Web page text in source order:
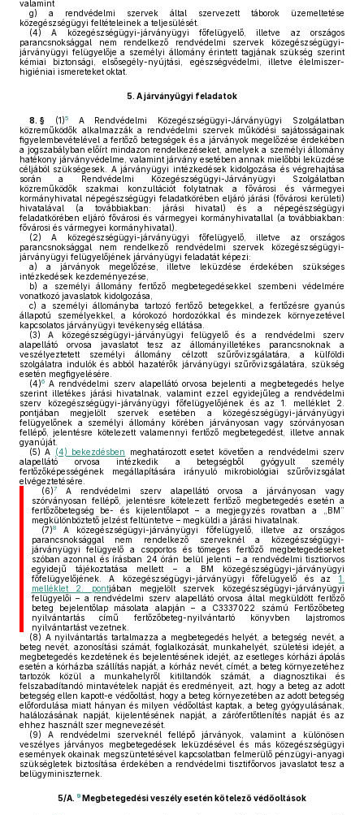
valamint
g) a rendvédelmi szervek által szervezett táborok üzemeltetése
közegészségügyi feltételeinek a teljesülését.
(4) A közegészségügyi-járványügyi főfelügyelő, illetve az országos
parancsnoksággal nem rendelkező rendvédelmi szervek közegészségügyi-
járványügyi felügyelője a személyi állomány érintett tagjának szükség szerint
kémiai biztonsági, elsősegély-nyújtási, egészségvédelmi, illetve élelmiszer-
higiéniai ismereteket oktat.
5. A járványügyi feladatok
8. § (1)5A Rendvédelmi Közegészségügyi-Járványügyi Szolgálatban
közreműködők alkalmazzák a rendvédelmi szervek működési sajátosságainak
figyelembevételével a fertőző betegségek és a járványok megelőzése érdekében
a jogszabályban előírt mindazon rendelkezéseket, amelyek a személyi állomány
hatékony járványvédelme, valamint járvány esetében annak mielőbbi leküzdése
céljából szükségesek. A járványügyi intézkedések kidolgozása és végrehajtása
során a Rendvédelmi Közegészségügyi-Járványügyi Szolgálatban
közreműködők szakmai konzultációt folytatnak a fővárosi és vármegyei
kormányhivatal népegészségügyi feladatkörében eljáró járási (fővárosi kerületi)
hivatalával (a továbbiakban: járási hivatal) és a népegészségügyi
feladatkörében eljáró fővárosi és vármegyei kormányhivatallal (a továbbiakban:
fővárosi és vármegyei kormányhivatal).
(2) A közegészségügyi-járványügyi főfelügyelő, illetve az országos
parancsnoksággal nem rendelkező rendvédelmi szervek közegészségügyi-
járványügyi felügyelőjének járványügyi feladatát képezi:
a) a járványok megelőzése, illetve leküzdése érdekében szükséges
intézkedések kezdeményezése,
b) a személyi állomány fertőző megbetegedésekkel szembeni védelmére
vonatkozó javaslatok kidolgozása,
c) a személyi állományba tartozó fertőző betegekkel, a fertőzésre gyanús
állapotú személyekkel, a kórokozó hordozókkal és mindezek környezetével
kapcsolatos járványügyi tevékenység ellátása.
(3) A közegészségügyi-járványügyi felügyelő és a rendvédelmi szerv
alapellátó orvosa javaslatot tesz az állományilletékes parancsnoknak a
veszélyeztetett személyi állomány célzott szűrővizsgálatára, a külföldi
szolgálatra indulók és abból hazatérők járványügyi szűrővizsgálatára, szükség
esetén megfigyelésére.
(4)6 A rendvédelmi szerv alapellátó orvosa bejelenti a megbetegedés helye
szerint illetékes járási hivatalnak, valamint ezzel egyidejűleg a rendvédelmi
szerv közegészségügyi-járványügyi főfelügyelőjének és az 1. melléklet 2.
pontjában megjelölt szervek esetében a közegészségügyi-járványügyi
felügyelőnek a személyi állomány körében járványosan vagy szórványosan
fellépő, jelentésre kötelezett valamennyi fertőző megbetegedést, illetve annak
gyanúját.
(5) A (4) bekezdésben
meghatározott esetet követően a rendvédelmi szerv
alapellátó orvosa intézkedik a betegségből gyógyult személy
fertőzőképességének megállapítására irányuló mikrobiológiai szűrővizsgálat
elvégeztetésére.
(6)7A rendvédelmi szerv alapellátó orvosa a járványosan vagy
szórványosan fellépő, jelentésre kötelezett fertőző megbetegedés esetén a
fertőzőbetegség be- és kijelentőlapot – a megjegyzés rovatban a „BM”
megkülönböztető jelzést feltüntetve – megküldi a járási hivatalnak.
(7)8A közegészségügyi-járványügyi főfelügyelő, illetve az országos
parancsnoksággal nem rendelkező szerveknél a közegészségügyi-
járványügyi felügyelő a csoportos és tömeges fertőző megbetegedéseket
szóban azonnal és írásban 24 órán belül jelenti – a rendvédelmi tisztiorvos
egyidejű tájékoztatása mellett – a BM közegészségügyi-járványügyi
főfelügyelőjének. A közegészségügyi-járványügyi főfelügyelő és az 1.
melléklet 2. pontjában megjelölt szervek közegészségügyi-járványügyi
felügyelői – a rendvédelmi szerv alapellátó orvosa által megküldött fertőző
beteg bejelentőlap másolata alapján – a C3337022 számú Fertőzőbeteg
nyilvántartás című fertőzőbeteg-nyilvántartó könyvben lajstromos
nyilvántartást vezetnek.
(8) A nyilvántartás tartalmazza a megbetegedés helyét, a betegség nevét, a
beteg nevét, azonosítási számát, foglalkozását, munkahelyét, születési idejét, a
megbetegedés kezdetének és bejelentésének idejét, az esetleges kórházi ápolás
esetén a kórházba szállítás napját, a kórház nevét, címét, a beteg környezetéhez
tartozók közül a munkahelyről kitiltandók számát, a diagnosztikai és
felszabadítandó mintavételek napját és eredményeit, azt, hogy a beteg az adott
betegség ellen kapott-e védőoltást, hogy a beteg környezetében az adott betegség
előfordulása miatt hányan és milyen védőoltást kaptak, a beteg gyógyulásának,
halálozásának napját, kijelentésének napját, a zárófertőtlenítés napját és az
ehhez használt szer megnevezését.
(9) A rendvédelmi szerveknél fellépő járványok, valamint a különösen
veszélyes járványos megbetegedések leküzdésével és más közegészségügyi
események okainak megszüntetésével kapcsolatban felmerülő pénzügyi-anyagi
szükségletek biztosítása érdekében a rendvédelmi tisztifőorvos javaslatot tesz a
belügyminiszternek.
5/A. 9 Megbetegedési veszély esetén kötelező védőoltások